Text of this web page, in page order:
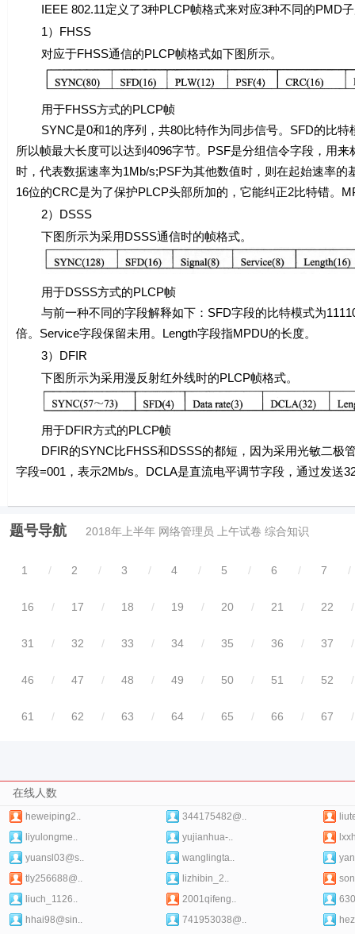
IEEE 802.11定义了3种PLCP帧格式来对应3种不同的PMD子
1）FHSS
对应于FHSS通信的PLCP帧格式如下图所示。
用于FHSS方式的PLCP帧
SYNC是0和1的序列，共80比特作为同步信号。SFD的比特
所以帧最大长度可以达到4096字节。PSF是分组信令字段，用
时，代表数据速率为1Mb/s;PSF为其他数值时，则在起始速率
16位的CRC是为了保护PLCP头部所加的，它能纠正2比特错。
2）DSSS
下图所示为采用DSSS通信时的帧格式。
用于DSSS方式的PLCP帧
与前一种不同的字段解释如下：SFD字段的比特模式为
倍。Service字段保留未用。Length字段指MPDU的长度。
3）DFIR
下图所示为采用漫反射红外线时的PLCP帧格式。
用于DFIR方式的PLCP帧
DFIR的SYNC比FHSS和DSSS的都短，因为采用光敏二极管
字段=001，表示2Mb/s。DCLA是直流电平调节字段，通过发送
题号导航 2018年上半年 网络管理员 上午试卷 综合知识
1 / 2 / 3 / 4 / 5 / 6 / 7 /
16 / 17 / 18 / 19 / 20 / 21 / 22 /
31 / 32 / 33 / 34 / 35 / 36 / 37 /
46 / 47 / 48 / 49 / 50 / 51 / 52 /
61 / 62 / 63 / 64 / 65 / 66 / 67 /
在线人数
heweiping2.. 344175482@..
liyulongme..
yujianhua-..
yuansl03@s..
wanglingta..
tly256688@..
lizhibin_2..
liuch_1126..
2001qifeng..
hhai98@sin..
741953038@..